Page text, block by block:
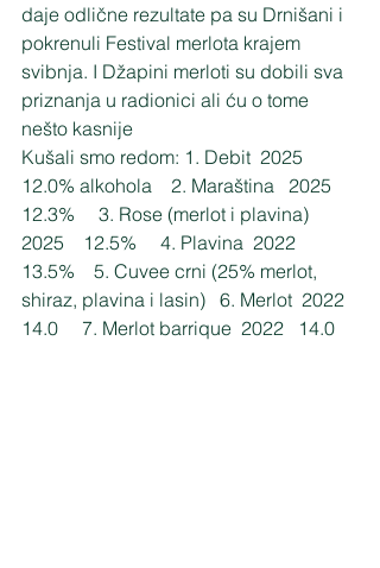
daje odlične rezultate pa su Drnišani i
pokrenuli Festival merlota krajem
svibnja. I Džapini merloti su dobili sva
priznanja u radionici ali ću o tome
nešto kasnije
Kušali smo redom: 1. Debit  2025
12.0% alkohola    2. Maraština   2025
12.3%     3. Rose (merlot i plavina)
2025    12.5%     4. Plavina  2022
13.5%    5. Cuvee crni (25% merlot,
shiraz, plavina i lasin)   6. Merlot  2022
14.0     7. Merlot barrique  2022   14.0